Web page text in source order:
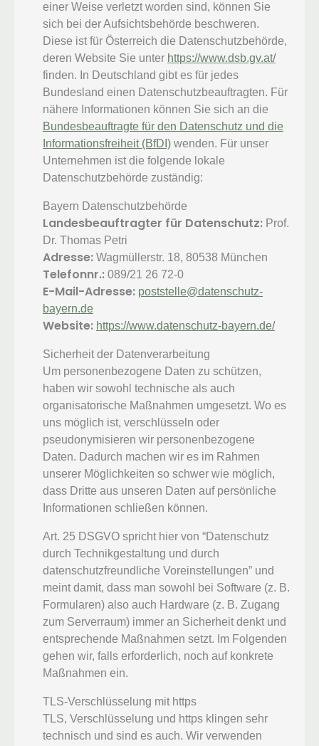
einer Weise verletzt worden sind, können Sie
sich bei der Aufsichtsbehörde beschweren.
Diese ist für Österreich die Datenschutzbehörde,
deren Website Sie unter https://www.dsb.gv.at/
finden. In Deutschland gibt es für jedes
Bundesland einen Datenschutzbeauftragten. Für
nähere Informationen können Sie sich an die
Bundesbeauftragte für den Datenschutz und die
Informationsfreiheit (BfDI) wenden. Für unser
Unternehmen ist die folgende lokale
Datenschutzbehörde zuständig:
Bayern Datenschutzbehörde
Landesbeauftragter für Datenschutz: Prof.
Dr. Thomas Petri
Adresse: Wagmüllerstr. 18, 80538 München
Telefonnr.: 089/21 26 72-0
E-Mail-Adresse: poststelle@datenschutz-
bayern.de
Website: https://www.datenschutz-bayern.de/
Sicherheit der Datenverarbeitung
Um personenbezogene Daten zu schützen,
haben wir sowohl technische als auch
organisatorische Maßnahmen umgesetzt. Wo es
uns möglich ist, verschlüsseln oder
pseudonymisieren wir personenbezogene
Daten. Dadurch machen wir es im Rahmen
unserer Möglichkeiten so schwer wie möglich,
dass Dritte aus unseren Daten auf persönliche
Informationen schließen können.
Art. 25 DSGVO spricht hier von “Datenschutz
durch Technikgestaltung und durch
datenschutzfreundliche Voreinstellungen” und
meint damit, dass man sowohl bei Software (z. B.
Formularen) also auch Hardware (z. B. Zugang
zum Serverraum) immer an Sicherheit denkt und
entsprechende Maßnahmen setzt. Im Folgenden
gehen wir, falls erforderlich, noch auf konkrete
Maßnahmen ein.
TLS-Verschlüsselung mit https
TLS, Verschlüsselung und https klingen sehr
technisch und sind es auch. Wir verwenden